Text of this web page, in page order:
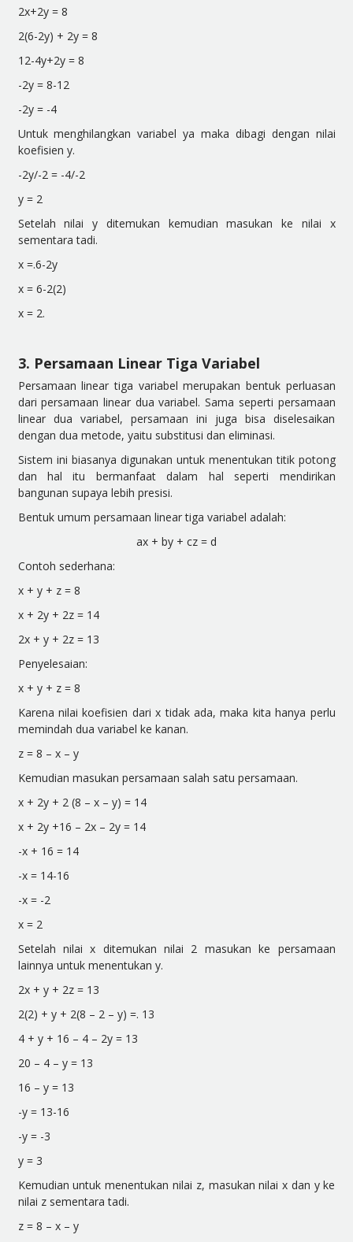
2x+2y = 8
2(6-2y) + 2y = 8
12-4y+2y = 8
-2y = 8-12
-2y = -4
Untuk menghilangkan variabel ya maka dibagi dengan nilai
koefisien y.
-2y/-2 = -4/-2
y = 2
Setelah nilai y ditemukan kemudian masukan ke nilai x
sementara tadi.
x =.6-2y
x = 6-2(2)
x = 2.
3. Persamaan Linear Tiga Variabel
Persamaan linear tiga variabel merupakan bentuk perluasan
dari persamaan linear dua variabel. Sama seperti persamaan
linear dua variabel, persamaan ini juga bisa diselesaikan
dengan dua metode, yaitu substitusi dan eliminasi.
Sistem ini biasanya digunakan untuk menentukan titik potong
dan hal itu bermanfaat dalam hal seperti mendirikan
bangunan supaya lebih presisi.
Bentuk umum persamaan linear tiga variabel adalah:
ax + by + cz = d
Contoh sederhana:
x + y + z = 8
x + 2y + 2z = 14
2x + y + 2z = 13
Penyelesaian:
x + y + z = 8
Karena nilaikoefisien dari x tidak ada, maka kita hanya perlu
memindah dua variabel ke kanan.
z = 8 – x – y
Kemudian masukan persamaan salah satu persamaan.
x + 2y + 2 (8 – x – y) = 14
x + 2y +16 – 2x – 2y = 14
-x + 16 = 14
-x = 14-16
-x = -2
x = 2
Setelah nilai x ditemukan nilai 2 masukan ke persamaan
lainnya untuk menentukan y.
2x + y + 2z = 13
2(2) + y + 2(8 – 2 – y) =. 13
4 + y + 16 – 4 – 2y = 13
20 – 4 – y = 13
16 – y = 13
-y = 13-16
-y = -3
y = 3
Kemudian untuk menentukan nilai z, masukan nilai x dan y ke
nilai z sementara tadi.
z = 8 – x – y